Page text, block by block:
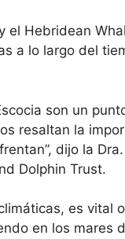
el Hebridean
a lo largo del
son un
resaltan la
dijo la
Dolphin Trust.
es vital
en los mares